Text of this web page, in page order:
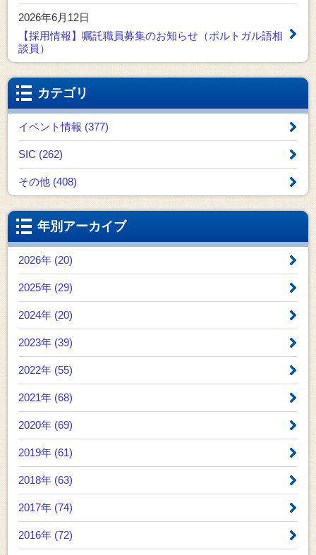
2026年6月12日
【採用情報】嘱託職員募集のお知らせ（ポルトガル語相
談員）
カテゴリ
イベント情報 (377)
SIC (262)
その他 (408)
年別アーカイブ
2026年 (20)
2025年 (29)
2024年 (20)
2023年 (39)
2022年 (55)
2021年 (68)
2020年 (69)
2019年 (61)
2018年 (63)
2017年 (74)
2016年 (72)